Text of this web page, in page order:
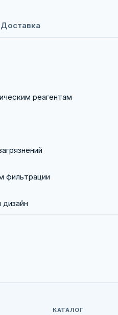
Доставка
реагентам
фильтрации
КАТАЛОГ